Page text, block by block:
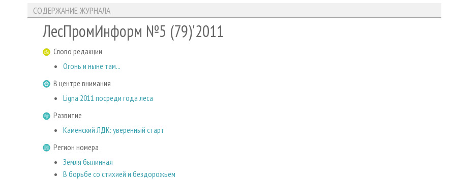
СОДЕРЖАНИЕ ЖУРНАЛА
ЛесПромИнформ №5 (79)'2011
Слово редакции
Огонь и ныне там...
В центре внимания
Ligna 2011 посреди года леса
Развитие
Каменский ЛДК: уверенный старт
Регион номера
Земля былинная
В борьбе со стихией и бездорожьем